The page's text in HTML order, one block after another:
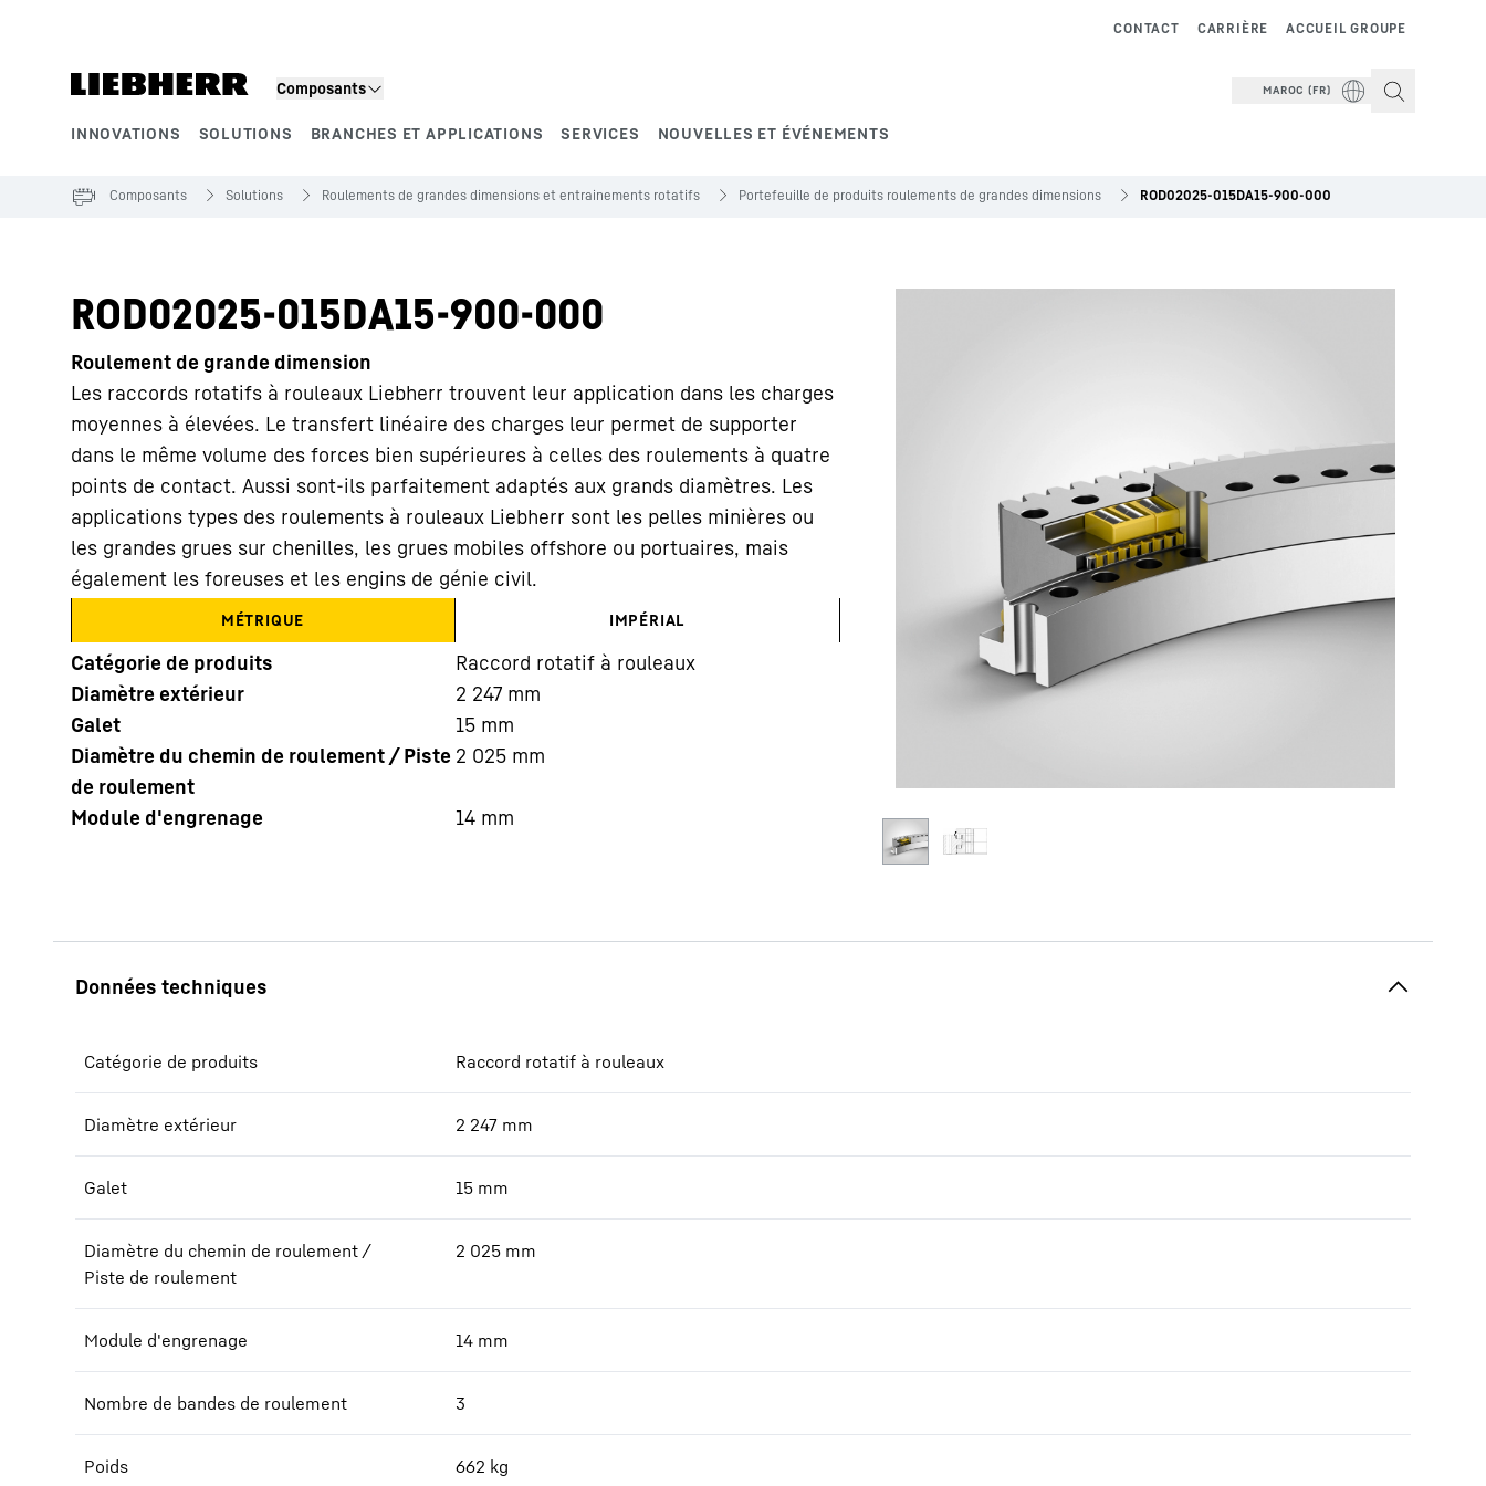
Composants
INNOVATIONS SOLUTIONS BRANCHES ET APPLICATIONS SERVICES NOUVELLES ET ÉVÉNEMENTS
ACCUEIL GROUPE
CARRIÈRE
CONTACT
MAROC (FR)
En savoir plus sur Liebherr
Composants Solutions Roulements de grandes dimensions et entrainements rotatifs Portefeuille de produits roulements de grandes dimensions ROD02025-015DA15-900-000
ROD02025-015DA15-900-000
Roulement de grande dimension
Les raccords rotatifs à rouleaux Liebherr trouvent leur application dans les charges
moyennes à élevées. Le transfert linéaire des charges leur permet de supporter
dans le même volume des forces bien supérieures à celles des roulements à quatre
points de contact. Aussi sont-ils parfaitement adaptés aux grands diamètres. Les
applications types des roulements à rouleaux Liebherr sont les pelles minières ou
les grandes grues sur chenilles, les grues mobiles offshore ou portuaires, mais
également les foreuses et les engins de génie civil.
MÉTRIQUE IMPÉRIAL
Catégorie de produits
Raccord rotatif à rouleaux
Diamètre extérieur
2 247 mm
Galet
15 mm
Diamètre du chemin de roulement / Piste
de roulement
2 025 mm
Module d'engrenage 14 mm
Catégorie de produits Raccord rotatif à rouleaux
Diamètre extérieur 2 247 mm
Galet 15 mm
Diamètre du chemin de roulement /
Piste de roulement
2 025 mm
Module d'engrenage 14 mm
Nombre de bandes de roulement 3
Poids 662 kg